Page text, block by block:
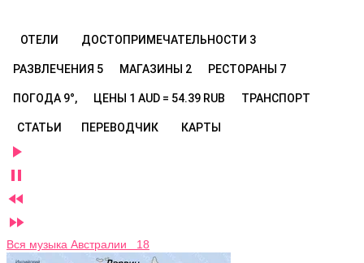
ОТЕЛИ ДОСТОПРИМЕЧАТЕЛЬНОСТИ 3
РАЗВЛЕЧЕНИЯ 5 МАГАЗИНЫ 2 РЕСТОРАНЫ 7
ПОГОДА 9°, ЦЕНЫ 1 AUD = 54.39 RUB ТРАНСПОРТ
СТАТЬИ ПЕРЕВОДЧИК КАРТЫ




Вся музыка Австралии 18